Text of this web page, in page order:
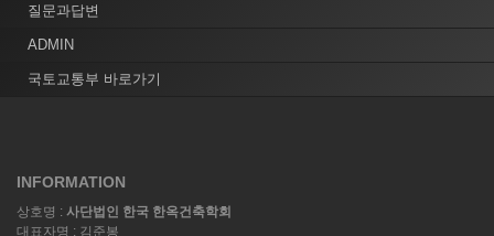
질문과답변
ADMIN
국토교통부 바로가기
INFORMATION
상호명 : 사단법인 한국 한옥건축학회
대표자명 : 김준봉